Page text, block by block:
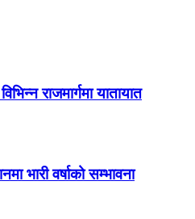
राजमार्गमा यातायात
भारी वर्षाको सम्भावना